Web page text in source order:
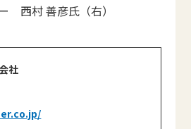
西村 善彦氏（右）
社